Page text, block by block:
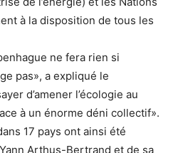
à la disposition de tous les
ne fera rien si
pas», a expliqué le
d’amener l’écologie au
à un énorme déni collectif».
17 pays ont ainsi été
Arthus-Bertrand et de sa